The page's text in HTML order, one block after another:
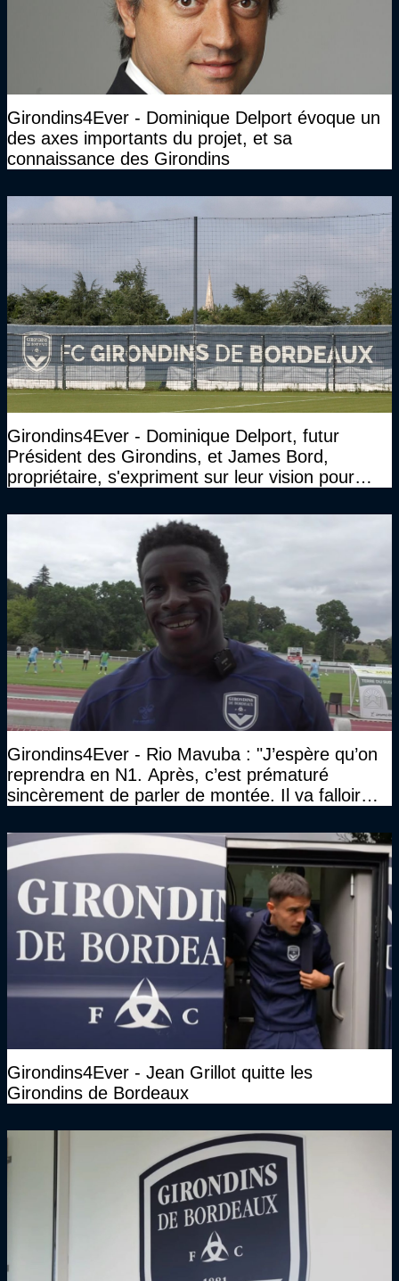
Girondins4Ever - Dominique Delport évoque un
des axes importants du projet, et sa
connaissance des Girondins
Girondins4Ever - Dominique Delport, futur
Président des Girondins, et James Bord,
propriétaire, s'expriment sur leur vision pour
Girondins4Ever - Rio Mavuba : "J’espère qu’on
reprendra en N1. Après, c’est prématuré
sincèrement de parler de montée. Il va falloir
Girondins4Ever - Jean Grillot quitte les
Girondins de Bordeaux